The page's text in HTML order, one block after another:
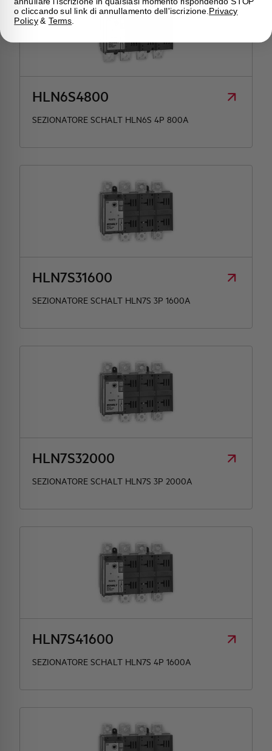
HLN6S4800
SEZIONATORE SCHALT HLN6S 4P 800A
HLN7S31600
SEZIONATORE SCHALT HLN7S 3P 1600A
HLN7S32000
SEZIONATORE SCHALT HLN7S 3P 2000A
HLN7S41600
SEZIONATORE SCHALT HLN7S 4P 1600A
o cliccando sul link di annullamento dell'iscrizione. Privacy
Policy& Terms